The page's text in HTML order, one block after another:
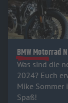
BMW Motorrad
Was sind die
2024? Euch
Mike
Spaß!